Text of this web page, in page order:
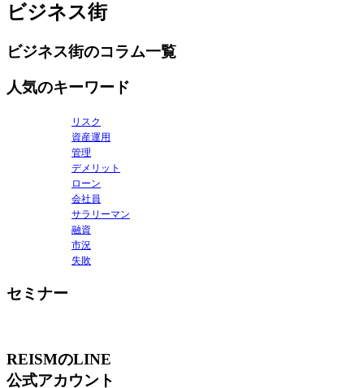
ビジネス街
ビジネス街のコラム一覧
人気のキーワード
リスク
資産運用
管理
デメリット
ローン
会社員
サラリーマン
融資
市況
失敗
セミナー
REISMのLINE
公式アカウント